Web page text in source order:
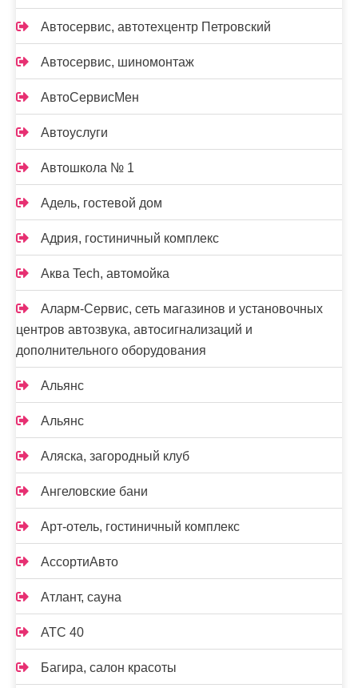
Автосервис, автотехцентр Петровский
Автосервис, шиномонтаж
АвтоСервисМен
Автоуслуги
Автошкола № 1
Адель, гостевой дом
Адрия, гостиничный комплекс
Аква Tech, автомойка
Аларм-Сервис, сеть магазинов и установочных
центров автозвука, автосигнализаций и
дополнительного оборудования
Альянс
Альянс
Аляска, загородный клуб
Ангеловские бани
Арт-отель, гостиничный комплекс
АссортиАвто
Атлант, сауна
АТС 40
Багира, салон красоты